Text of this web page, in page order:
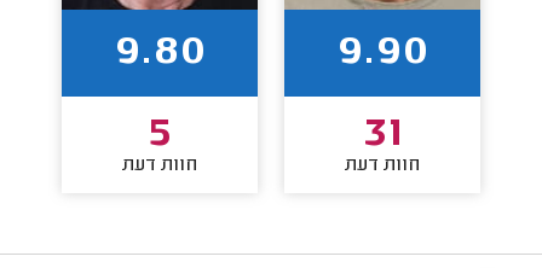
9.90
31
חוות דעת
9.80
5
חוות דעת